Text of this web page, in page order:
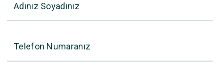
Adınız Soyadınız
Telefon Numaranız